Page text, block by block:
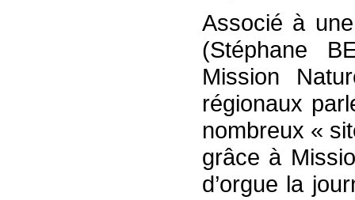
Associé à
(Stéphane
Mission
régionaux
nombreux «
grâce à
d’orgue la